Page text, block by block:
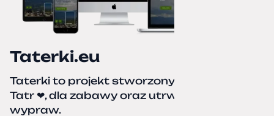
Taterki.eu
Taterki to projekt stworzony z miłości do
Tatr ❤, dla zabawy oraz utrwalenia naszych
wypraw.